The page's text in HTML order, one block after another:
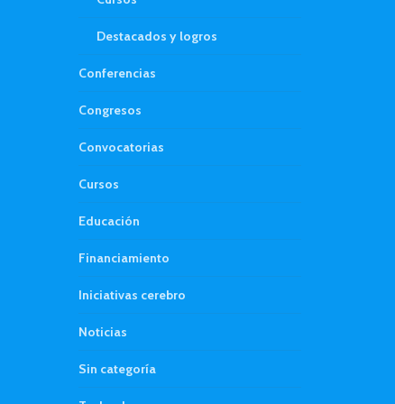
Destacados y logros
Conferencias
Congresos
Convocatorias
Cursos
Educación
Financiamiento
Iniciativas cerebro
Noticias
Sin categoría